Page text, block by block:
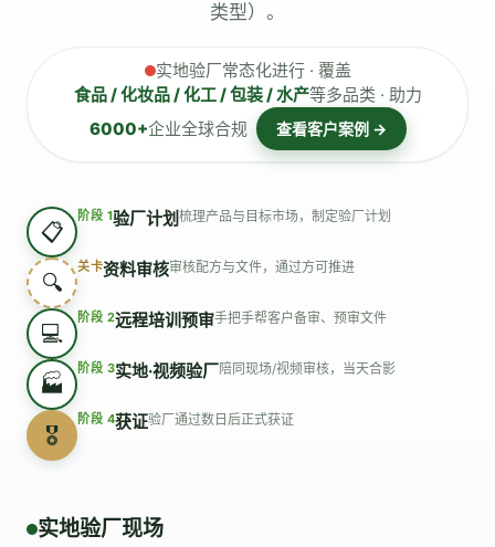
类型）。
实地验厂常态化进行 · 覆盖
食品 / 化妆品 / 化工 / 包装 / 水产等多品类 · 助力
6000+企业全球合规 查看客户案例 →
📋
阶段 1验厂计划梳理产品与目标市场，制定验厂计划
🔍
关卡资料审核审核配方与文件，通过方可推进
💻
阶段 2远程培训预审手把手帮客户备审、预审文件
🏭
阶段 3实地·视频验厂陪同现场/视频审核，当天合影
🎖
阶段 4获证验厂通过数日后正式获证
实地验厂现场